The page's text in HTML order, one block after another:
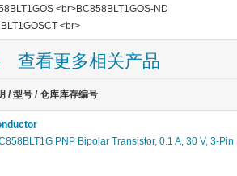
<br>BC858BLT1GOS-ND
<br>
查看更多相关产品
/ 型号 / 仓库库存编号
PNP Bipolar Transistor, 0.1 A, 30 V, 3-Pin